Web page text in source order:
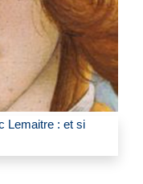
Lemaitre : et si